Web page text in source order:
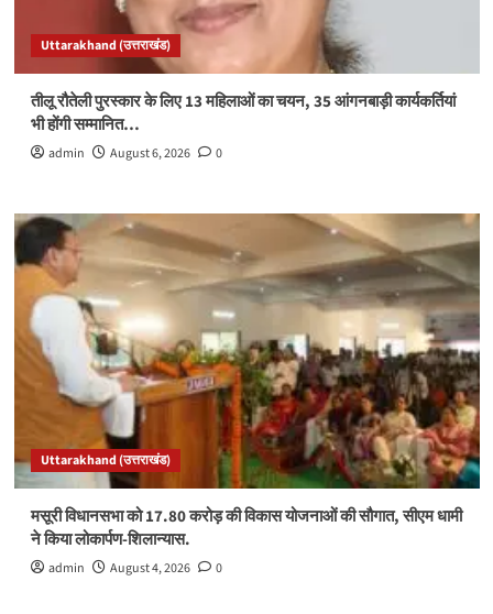
Uttarakhand (उत्तराखंड)
तीलू रौतेली पुरस्कार के लिए 13 महिलाओं का चयन, 35 आंगनबाड़ी कार्यकर्तियां
भी होंगी सम्मानित…
admin August 6, 2026 0
Uttarakhand (उत्तराखंड)
मसूरी विधानसभा को 17.80 करोड़ की विकास योजनाओं की सौगात, सीएम धामी
ने किया लोकार्पण-शिलान्यास.
admin August 4, 2026 0